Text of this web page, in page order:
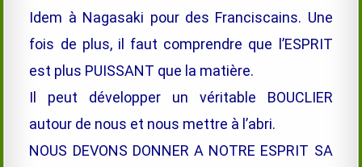
Idem à Nagasaki pour des Franciscains. Une
fois de plus, il faut comprendre que l’ESPRIT
est plus PUISSANT que la matière.
Il peut développer un véritable BOUCLIER
autour de nous et nous mettre à l’abri.
NOUS DEVONS DONNER A NOTRE ESPRIT SA